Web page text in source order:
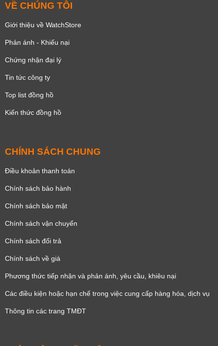
VỀ CHÚNG TÔI
Giới thiệu về WatchStore
Phản ánh - Khiếu nại
Chứng nhận đại lý
Tin tức công ty
Top list đồng hồ
Kiến thức đồng hồ
CHÍNH SÁCH CHUNG
Điều khoản thanh toán
Chính sách bảo hành
Chính sách bảo mật
Chính sách vận chuyển
Chính sách đổi trả
Chính sách về giá
Phương thức tiếp nhận và phản ánh, yêu cầu, khiêu nại
Các điều kiện hoặc hạn chế trong việc cung cấp hàng hóa, dịch vụ
Thông tin các trang TMĐT